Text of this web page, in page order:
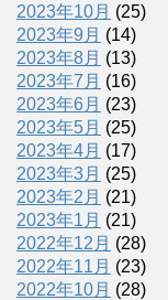
2023年10月 (25)
2023年9月 (14)
2023年8月 (13)
2023年7月 (16)
2023年6月 (23)
2023年5月 (25)
2023年4月 (17)
2023年3月 (25)
2023年2月 (21)
2023年1月 (21)
2022年12月 (28)
2022年11月 (23)
2022年10月 (28)